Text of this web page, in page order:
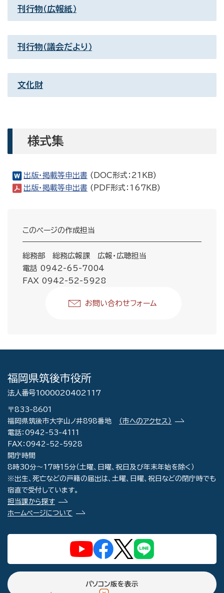
刊行物（広報紙）
刊行物（議会だより）
文化財
様式集
出版・掲載等申出書 (DOC形式：21KB)
出版・掲載等申出書 (PDF形式：167KB)
このページの作成担当
総務部 総務広報課 広報・広聴担当
電話 0942-65-7004
FAX 0942-52-5928
お問い合わせフォーム
福岡県筑後市役所
法人番号1000020402117
〒833-8601
福岡県筑後市大字山ノ井898番地
（市へのアクセス）
電話：0942-53-4111
FAX：0942-52-5928
開庁時間
8時30分～17時15分（土曜、日曜、祝日及び年末年始を除く）
※出生、死亡などの戸籍の届出は、土曜、日曜、祝日などの閉庁時でも
宿直で受付しています。
担当課から探す
ホームページについて
パソコン版を表示